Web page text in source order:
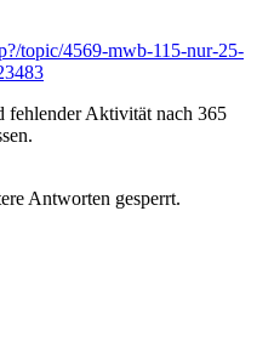
topic/4569-mwb-115-nur-25-
fehlender Aktivität nach 365
Antworten gesperrt.